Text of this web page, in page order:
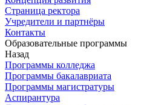
Страница ректора
Учредители и партнёры
Контакты
Образовательные программы
Назад
Программы колледжа
Программы бакалавриата
Программы магистратуры
Аспирантура